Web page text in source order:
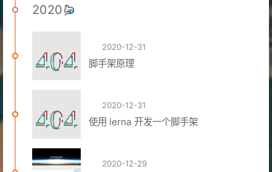
2020
2020-12-31
脚手架原理
2020-12-31
使用 lerna 开发一个脚手架
2020-12-29